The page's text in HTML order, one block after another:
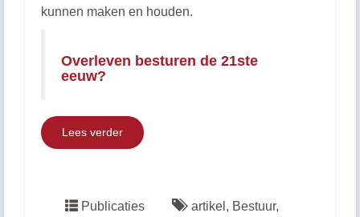
kunnen maken en houden.
Overleven besturen de 21ste
eeuw?
Lees verder
Publicaties artikel , Bestuur,